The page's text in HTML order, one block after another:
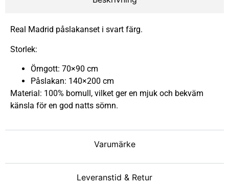
Varumärke
Leveranstid & Retur
Real Madrid påslakanset i svart färg.
Storlek:
Örngott: 70×90 cm
Påslakan: 140×200 cm
Material: 100% bomull, vilket ger en mjuk och bekväm
känsla för en god natts sömn.